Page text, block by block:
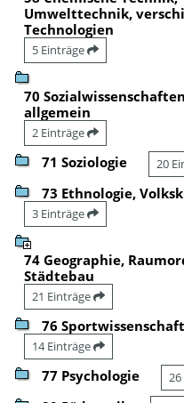
Umwelttechnik,
Technologien
5 Einträge
70 Sozialwissenschaften
allgemein
2 Einträge
71 Soziologie 20
73 Ethnologie,
3 Einträge
74 Geographie,
Städtebau
21 Einträge
76 Sportwissenschaft
14 Einträge
77 Psychologie